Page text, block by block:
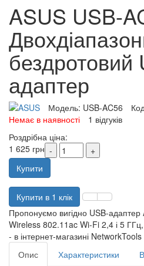
ASUS USB-
бездротовий
адаптер
Модель: USB-AC56
Немає в наявності
1 відгуків
Роздрібна ціна:
1 625 грн
Купити
Купити в 1 клік
Пропонуємо вигідно USB-
Wireless 802.11ac Wi-Fi 2,4 і 5
- в інтернет-магазині
Опис
Характеристики